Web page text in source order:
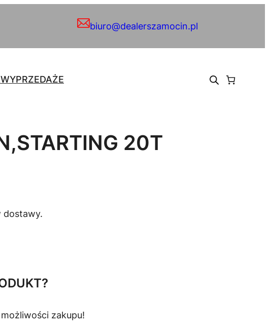
biuro@dealerszamocin.pl
WYPRZEDAŻE
20T
dostawy.
zakupu!